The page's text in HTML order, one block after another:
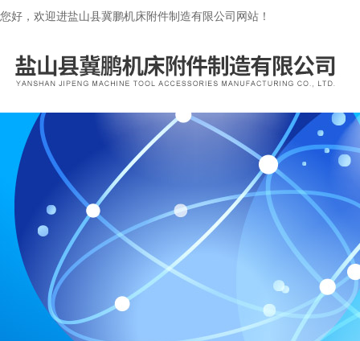
您好，欢迎进盐山县冀鹏机床附件制造有限公司网站！